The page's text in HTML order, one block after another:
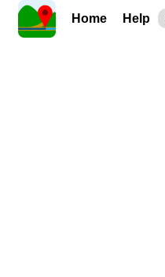
Home Help